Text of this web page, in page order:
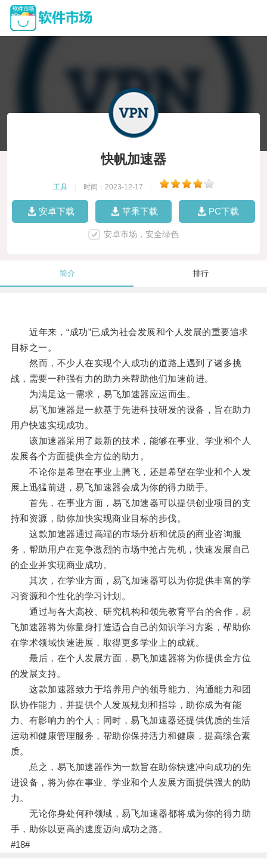
快帆加速器
工具 时间：2023-12-17
安卓下载 苹果下载 PC下载
安卓市场，安全绿色
简介 排行
近年来，“成功”已成为社会发展和个人发展的重要追求
目标之一。
然而，不少人在实现个人成功的道路上遇到了诸多挑
战，需要一种强有力的助力来帮助他们加速前进。
为满足这一需求，易飞加速器应运而生。
易飞加速器是一款基于先进科技研发的设备，旨在助力
用户快速实现成功。
该加速器采用了最新的技术，能够在事业、学业和个人
发展各个方面提供全方位的助力。
不论你是希望在事业上腾飞，还是希望在学业和个人发
展上迅猛前进，易飞加速器会成为你的得力助手。
首先，在事业方面，易飞加速器可以提供创业项目的支
持和资源，助你加快实现商业目标的步伐。
这款加速器通过高端的市场分析和优质的商业咨询服
务，帮助用户在竞争激烈的市场中抢占先机，快速发展自己
的企业并实现商业成功。
其次，在学业方面，易飞加速器可以为你提供丰富的学
习资源和个性化的学习计划。
通过与各大高校、研究机构和领先教育平台的合作，易
飞加速器将为你量身打造适合自己的知识学习方案，帮助你
在学术领域快速进展，取得更多学业上的成就。
最后，在个人发展方面，易飞加速器将为你提供全方位
的发展支持。
这款加速器致力于培养用户的领导能力、沟通能力和团
队协作能力，并提供个人发展规划和指导，助你成为有能
力、有影响力的个人；同时，易飞加速器还提供优质的生活
运动和健康管理服务，帮助你保持活力和健康，提高综合素
质。
总之，易飞加速器作为一款旨在助你快速冲向成功的先
进设备，将为你在事业、学业和个人发展方面提供强大的助
力。
无论你身处何种领域，易飞加速器都将成为你的得力助
手，助你以更高的速度迈向成功之路。
#18#